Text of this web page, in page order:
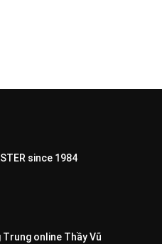
since 1984
Trung online Thầy Vũ